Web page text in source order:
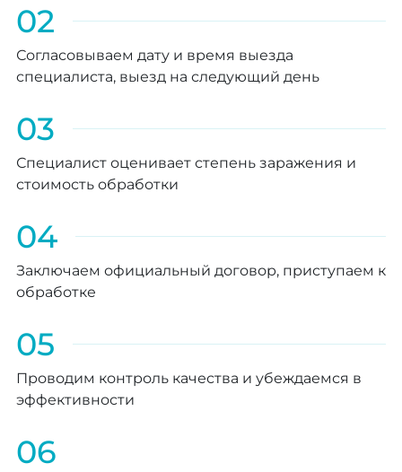
02
Согласовываем дату и время выезда
специалиста, выезд на следующий день
03
Специалист оценивает степень заражения и
стоимость обработки
04
Заключаем официальный договор, приступаем к
обработке
05
Проводим контроль качества и убеждаемся в
эффективности
06